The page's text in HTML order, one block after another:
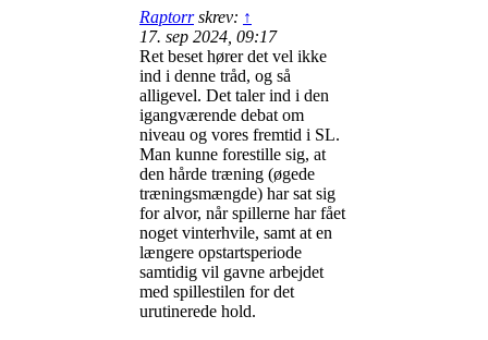
Raptorrskrev: ↑
17. sep 2024, 09:17
Ret beset hører det vel ikke
ind i denne tråd, og så
alligevel. Det taler ind i den
igangværende debat om
niveau og vores fremtid i SL.
Man kunne forestille sig, at
den hårde træning (øgede
træningsmængde) har sat sig
for alvor, når spillerne har fået
noget vinterhvile, samt at en
længere opstartsperiode
samtidig vil gavne arbejdet
med spillestilen for det
urutinerede hold.